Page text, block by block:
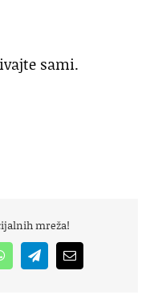
sami.
mreža!
TelegramEmail